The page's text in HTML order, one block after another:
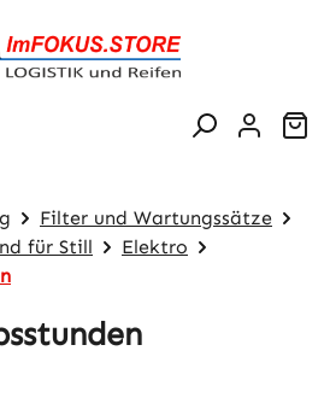
Filter und Wartungssätze
für Still
Elektro